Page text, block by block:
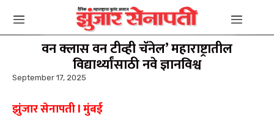
वन क्लास वन टीव्ही चॅनेल’ महाराष्ट्रातील
विद्यार्थ्यांसाठी नवे ज्ञानविश्व
September 17, 2025
झुंजार सेनापती l मुंबई